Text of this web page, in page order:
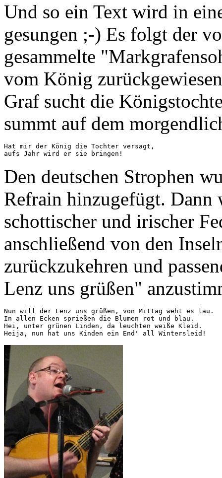
Und so ein Text wird in
gesungen ;-) Es folgt der
gesammelte
vom König
Graf sucht die
summt auf dem
Hat mir der König die Tochter versagt,
Den deutschen Strophen
Refrain hinzugefügt. Dann
schottischer und irischer
anschließend von den
zurückzukehren und
Lenz uns grüßen"
Nun will der Lenz uns grüßen, von Mittag weht es lau.
In allen Ecken sprießen die Blumen rot und blau.
Hei, unter grünen Linden, da leuchten weiße Kleid.